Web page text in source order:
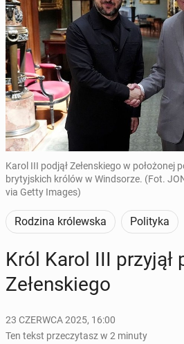
Karol III podjął Zełenskiego w położonej
brytyjskich królów w Windsorze. (Fot.
via Getty Images)
Rodzina królewska Polityka
Król Karol III przyjął
Ze­łen­skie­go
23 CZERWCA 2025, 16:00
Ten tekst przeczytasz w 2 minuty